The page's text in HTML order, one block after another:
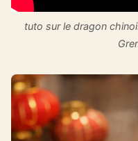
tuto sur le dragon